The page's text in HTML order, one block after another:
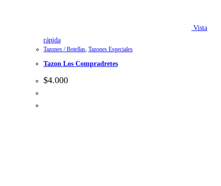
Vista
rápida
Tazones / Botellas Tazones Especiales
Tazon Los Compradretes
$4.000